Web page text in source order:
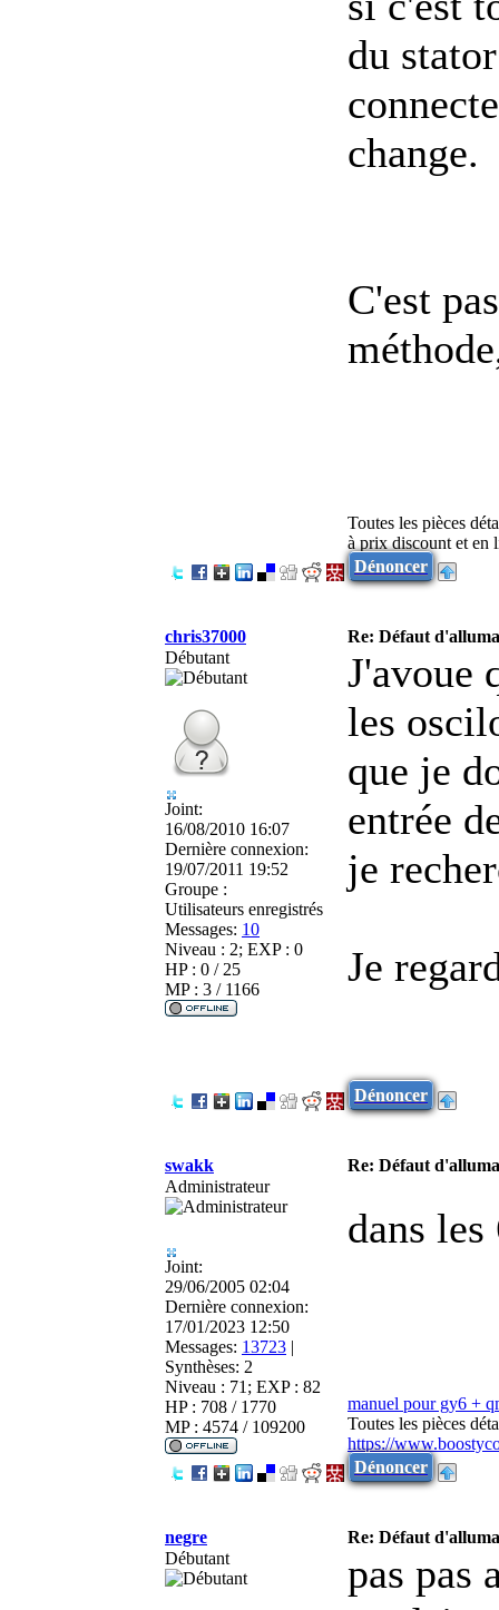
du
change.
C'est
Toutes les pièces
à prix discount et
Dénoncer
chris37000
Re: Défaut
Débutant
Joint:
16/08/2010 16:07
Dernière connexion:
19/07/2011 19:52
Groupe :
Utilisateurs enregistrés
Messages: 10
Niveau : 2; EXP : 0
HP : 0 / 25
MP : 3 / 1166
J'avoue
les
que je
entrée
je
Je
Dénoncer
swakk
Re: Défaut
Administrateur
Joint:
29/06/2005 02:04
Dernière connexion:
17/01/2023 12:50
Messages: 13723 |
Synthèses: 2
Niveau : 71; EXP : 82
HP : 708 / 1770
MP : 4574 / 109200
dans les
manuel pour gy6 +
Toutes les pièces
https://
Dénoncer
negre
Re: Défaut
Débutant
pas pas